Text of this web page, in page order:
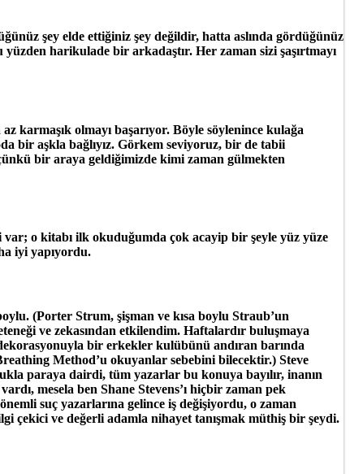
şey elde ettiğiniz şey değildir, hatta aslında gördüğünüz
harikulade bir arkadaştır. Her zaman sizi şaşırtmayı
karmaşık olmayı başarıyor. Böyle söylenince kulağa
bir aşkla bağlıyız. Görkem seviyoruz, bir de tabii
bir araya geldiğimizde kimi zaman gülmekten
var; o kitabı ilk okuduğumda çok acayip bir şeyle yüz yüze
iyi yapıyordu.
(Porter Strum, şişman ve kısa boylu Straub’un
ve zekasından etkilendim. Haftalardır buluşmaya
bir erkekler kulübünü andıran barında
Method’u okuyanlar sebebini bilecektir.) Steve
paraya dairdi, tüm yazarlar bu konuya bayılır, inanın
mesela ben Shane Stevens’ı hiçbir zaman pek
suç yazarlarına gelince iş değişiyordu, o zaman
çekici ve değerli adamla nihayet tanışmak müthiş bir şeydi.